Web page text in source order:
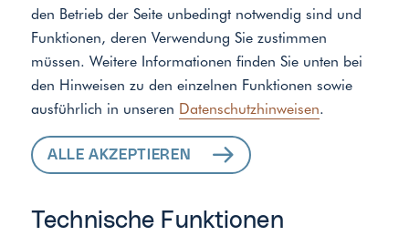
den Betrieb der Seite unbedingt notwendig sind und
Funktionen, deren Verwendung Sie zustimmen
müssen. Weitere Informationen finden Sie unten bei
den Hinweisen zu den einzelnen Funktionen sowie
ausführlich in unseren Datenschutzhinweisen.
ALLE AKZEPTIEREN
Technische Funktionen
ALLE LEISTUNGEN
FÜR IHR ZUHAUSE